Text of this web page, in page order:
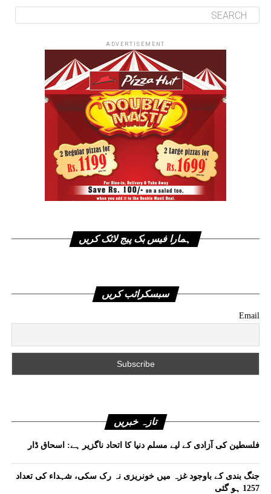
ADVERTISEMENT
ہمارا فیس بک پیج لائک کریں
سبسکرائب کریں
Email
تازہ خبریں
فلسطین کی آزادی کے لیے مسلم دنیا کا اتحاد ناگزیر ہے: اسحاق ڈار
جنگ بندی کے باوجود غزہ میں خونریزی نہ رک سکی، شہداء کی تعداد
1257 ہو گئی